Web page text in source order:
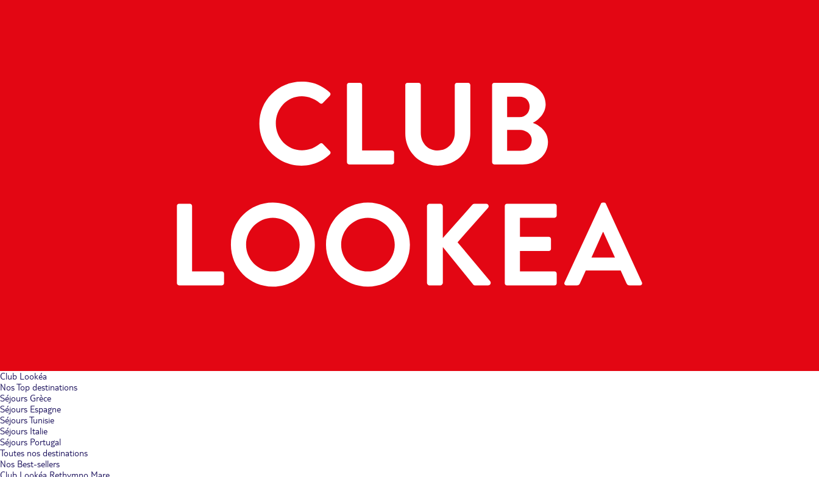
Club Lookéa
Nos Top destinations
Séjours Grèce
Séjours Espagne
Séjours Tunisie
Séjours Italie
Séjours Portugal
Toutes nos destinations
Nos Best-sellers